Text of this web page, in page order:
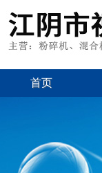
首页